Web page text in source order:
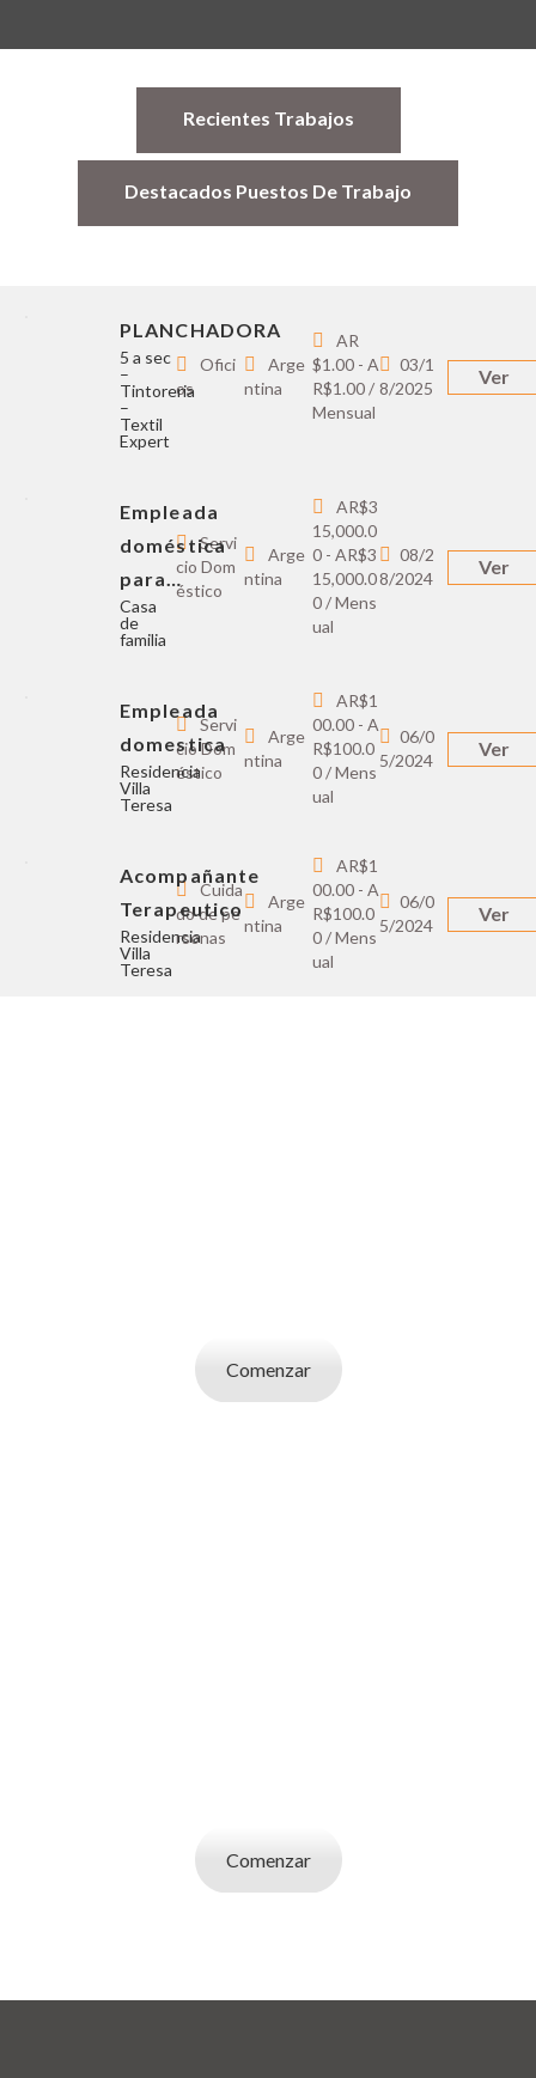
Recientes Trabajos
Destacados Puestos De Trabajo
PLANCHADORA
5 a sec
–
Tintoreria
–
Textil
Expert
Ofici
os
Arge
ntina
AR
$1.00 - A
R$1.00 /
Mensual
03/1
8/2025
Ver
Empleada
doméstica
para…
Casa
de
familia
Servi
cio Dom
éstico
Arge
ntina
AR$3
15,000.0
0 - AR$3
15,000.0
0 / Mens
ual
08/2
8/2024
Ver
Empleada
domestica
Residencia
Villa
Teresa
Servi
cio Dom
éstico
Arge
ntina
AR$1
00.00 - A
R$100.0
0 / Mens
ual
06/0
5/2024
Ver
Acompañante
Terapeutico
Residencia
Villa
Teresa
Cuida
do de pe
rsonas
Arge
ntina
AR$1
00.00 - A
R$100.0
0 / Mens
ual
06/0
5/2024
Ver
Comenzar
Comenzar